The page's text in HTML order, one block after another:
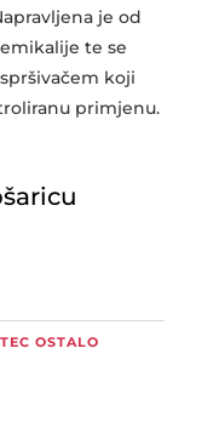
je od
te se
koji
primjenu.
OSTALO